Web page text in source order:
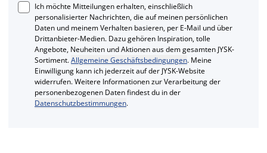
Ich möchte Mitteilungen erhalten, einschließlich
personalisierter Nachrichten, die auf meinen persönlichen
Daten und meinem Verhalten basieren, per E-Mail und über
Drittanbieter-Medien. Dazu gehören Inspiration, tolle
Angebote, Neuheiten und Aktionen aus dem gesamten JYSK-
Sortiment.Allgemeine Geschäftsbedingungen. Meine
Einwilligung kann ich jederzeit auf der JYSK-Website
widerrufen. Weitere Informationen zur Verarbeitung der
personenbezogenen Daten findest du in der
Datenschutzbestimmungen.